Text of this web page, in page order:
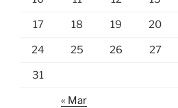
17 18 19 20
24 25 26 27
31
« Mar